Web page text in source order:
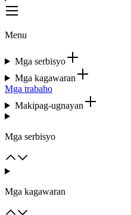
Menu
Mga serbisyo
Mga kagawaran
Mga trabaho
Makipag-ugnayan
Mga serbisyo
Mga kagawaran